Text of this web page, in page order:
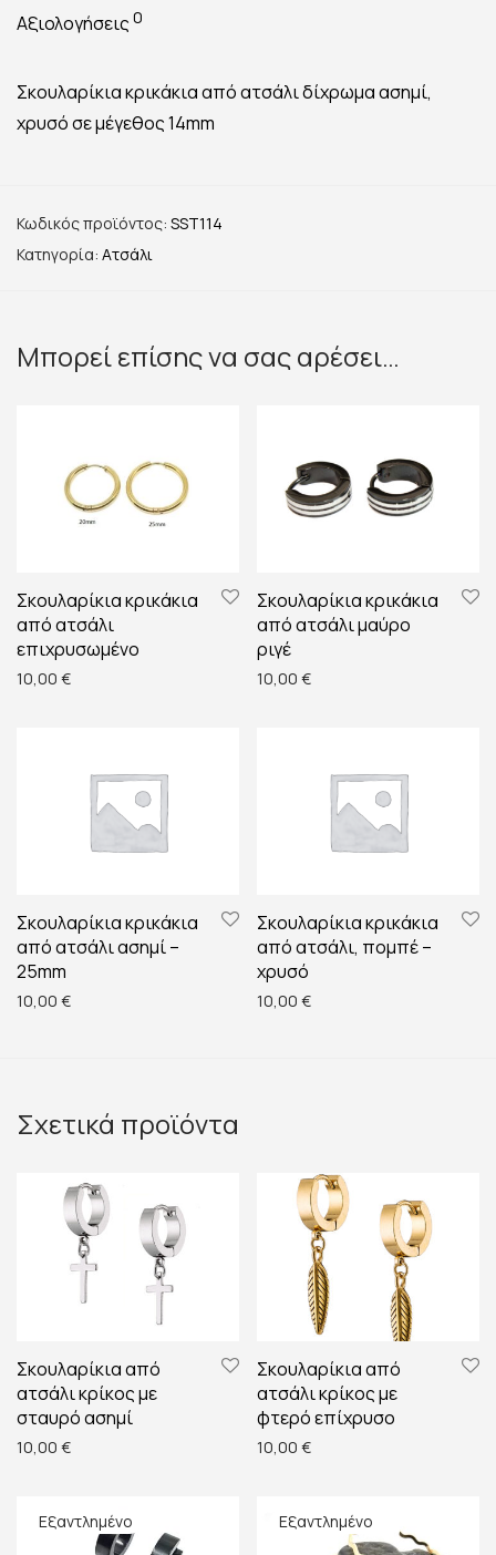
Αξιολογήσεις 0
Σκουλαρίκια κρικάκια από ατσάλι δίχρωμα ασημί,
χρυσό σε μέγεθος 14mm
Κωδικός προϊόντος: SST114
Κατηγορία: Ατσάλι
Μπορεί επίσης να σας αρέσει…
Σκουλαρίκια κρικάκια
από ατσάλι
επιχρυσωμένο
10,00 €
Σκουλαρίκια κρικάκια
από ατσάλι μαύρο
ριγέ
10,00 €
Σκουλαρίκια κρικάκια
από ατσάλι ασημί –
25mm
10,00 €
Σκουλαρίκια κρικάκια
από ατσάλι, πομπέ –
χρυσό
10,00 €
Σχετικά προϊόντα
Σκουλαρίκια από
ατσάλι κρίκος με
σταυρό ασημί
10,00 €
Σκουλαρίκια από
ατσάλι κρίκος με
φτερό επίχρυσο
10,00 €